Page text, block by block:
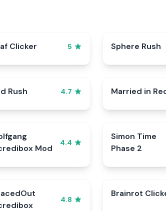
Clicker 5 Sphere Rush
Rush 4.7 Married in
Mod
4.4
Simon Time
Phase 2
4.8
Brainrot